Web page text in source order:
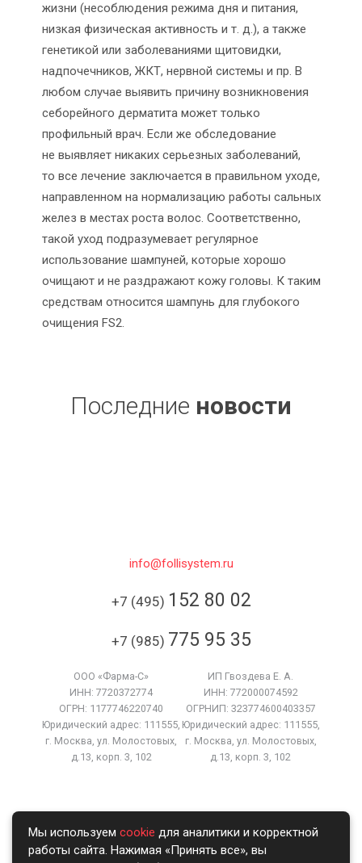
жизни (несоблюдения режима дня и питания,
низкая физическая активность и т. д.), а также
генетикой или заболеваниями щитовидки,
надпочечников, ЖКТ, нервной системы и пр. В
любом случае выявить причину возникновения
себорейного дерматита может только
профильный врач. Если же обследование
не выявляет никаких серьезных заболеваний,
то все лечение заключается в правильном уходе,
направленном на нормализацию работы сальных
желез в местах роста волос. Соответственно,
такой уход подразумевает регулярное
использование шампуней, которые хорошо
очищают и не раздражают кожу головы. К таким
средствам относится шампунь для глубокого
очищения FS2.
Последние новости
info@follisystem.ru
+7 (495) 152 80 02
+7 (985) 775 95 35
ООО «Фарма-С»
ИНН: 7720372774
ОГРН: 1177746220740
Юридический адрес: 111555,
г. Москва, ул. Молостовых,
д.13, корп. 3, 102
ИП Гвоздева Е. А.
ИНН: 772000074592
ОГРНИП: 323774600403357
Юридический адрес: 111555,
г. Москва, ул. Молостовых,
д.13, корп. 3, 102
Мы используем cookie для аналитики и корректной
работы сайта. Нажимая «Принять все», вы